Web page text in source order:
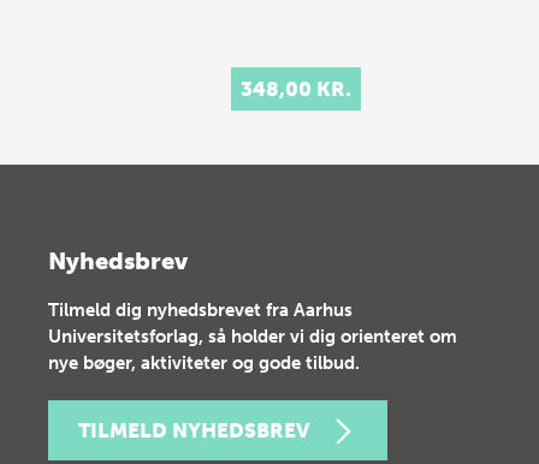
348,00 KR.
Nyhedsbrev
Tilmeld dig nyhedsbrevet fra Aarhus
Universitetsforlag, så holder vi dig orienteret om
nye bøger, aktiviteter og gode tilbud.
TILMELD NYHEDSBREV